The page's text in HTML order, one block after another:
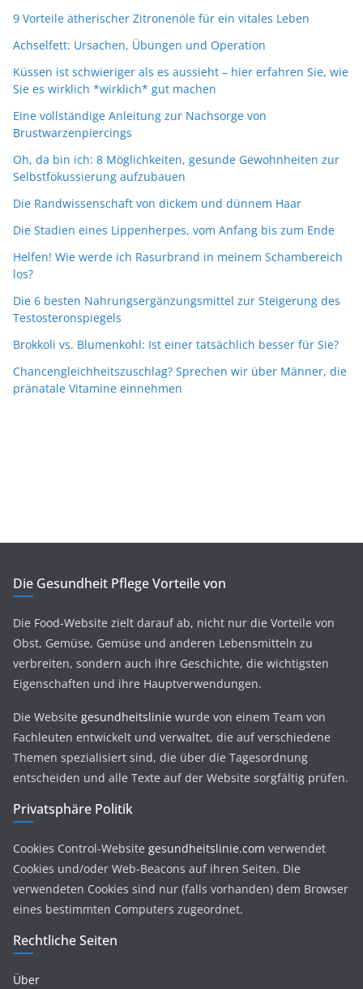
9 Vorteile ätherischer Zitronenöle für ein vitales Leben
Achselfett: Ursachen, Übungen und Operation
Küssen ist schwieriger als es aussieht – hier erfahren Sie, wie
Sie es wirklich *wirklich* gut machen
Eine vollständige Anleitung zur Nachsorge von
Brustwarzenpiercings
Oh, da bin ich: 8 Möglichkeiten, gesunde Gewohnheiten zur
Selbstfokussierung aufzubauen
Die Randwissenschaft von dickem und dünnem Haar
Die Stadien eines Lippenherpes, vom Anfang bis zum Ende
Helfen! Wie werde ich Rasurbrand in meinem Schambereich
los?
Die 6 besten Nahrungsergänzungsmittel zur Steigerung des
Testosteronspiegels
Brokkoli vs. Blumenkohl: Ist einer tatsächlich besser für Sie?
Chancengleichheitszuschlag? Sprechen wir über Männer, die
pränatale Vitamine einnehmen
Die Gesundheit Pflege Vorteile von
Die Food-Website zielt darauf ab, nicht nur die Vorteile von
Obst, Gemüse, Gemüse und anderen Lebensmitteln zu
verbreiten, sondern auch ihre Geschichte, die wichtigsten
Eigenschaften und ihre Hauptverwendungen.
Die Website gesundheitslinie wurde von einem Team von
Fachleuten entwickelt und verwaltet, die auf verschiedene
Themen spezialisiert sind, die über die Tagesordnung
entscheiden und alle Texte auf der Website sorgfältig prüfen.
Privatsphäre Politik
Cookies Control-Website gesundheitslinie.com verwendet
Cookies und/oder Web-Beacons auf ihren Seiten. Die
verwendeten Cookies sind nur (falls vorhanden) dem Browser
eines bestimmten Computers zugeordnet.
Rechtliche Seiten
Über